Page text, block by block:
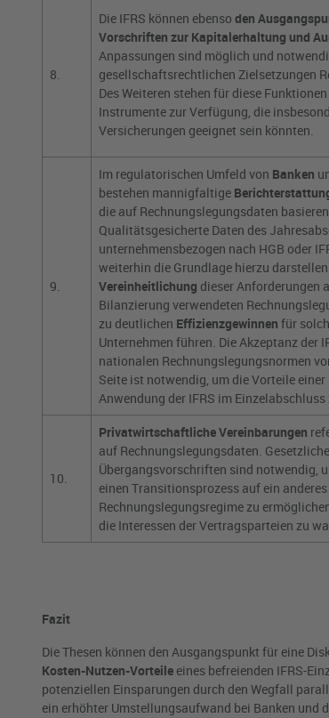
8.
Die IFRS können ebenso den
Vorschriften zur Kapitalerhaltung und
Anpassungen sind möglich und
gesellschaftsrechtlichen Zielsetzungen
Des Weiteren stehen für diese
Instrumente zur Verfügung, die
Versicherungen geeignet sein könnten.
9.
Im regulatorischen Umfeld von Banken
bestehen mannigfaltige
die auf Rechnungslegungsdaten
Qualitätsgesicherte Daten des
unternehmensbezogen nach HGB oder
weiterhin die Grundlage hierzu
Vereinheitlichung dieser Anforderungen
Bilanzierung verwendeten
zu deutlichen Effizienzgewinnen für
Unternehmen führen. Die Akzeptanz der
nationalen Rechnungslegungsnormen
Seite ist notwendig, um die Vorteile einer
Anwendung der IFRS im
10.
Privatwirtschaftliche Vereinbarungen
auf Rechnungslegungsdaten. Gesetzliche
Übergangsvorschriften sind notwendig,
einen Transitionsprozess auf ein anderes
Rechnungslegungsregime zu
die Interessen der Vertragsparteien zu
Fazit
Die Thesen können den Ausgangspunkt für eine
Kosten-Nutzen-Vorteile eines befreienden IFRS-
potenziellen Einsparungen durch den Wegfall
ein erhöhter Umstellungsaufwand bei Banken und